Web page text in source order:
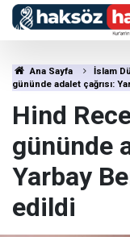
Ana Sayfa İslam
gününde adalet çağrısı:
Hind
gününde
Yarbay
edildi